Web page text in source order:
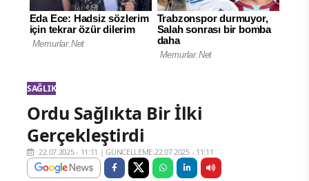
SAĞLIK
Ordu Sağlıkta Bir İlki
Gerçekleştirdi
22.07.2025 - 11:11 |GÜNCELLEME:22.07.2025 - 11:11